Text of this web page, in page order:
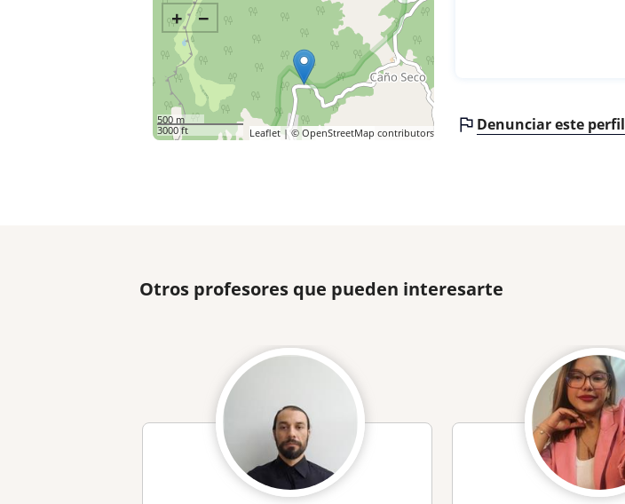
+ −
500 m
3000 ft
Leaflet | ©OpenStreetMap contributors Denunciar este perfil
Otros profesores que pueden interesarte